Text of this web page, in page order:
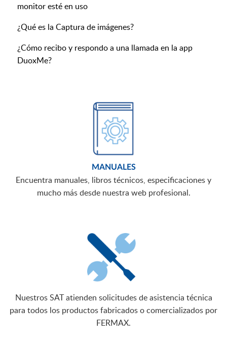
monitor esté en uso
¿Qué es la Captura de imágenes?
¿Cómo recibo y respondo a una llamada en la app
DuoxMe?
MANUALES
Encuentra manuales, libros técnicos, especificaciones y
mucho más desde nuestra web profesional.
Nuestros SAT atienden solicitudes de asistencia técnica
para todos los productos fabricados o comercializados por
FERMAX.